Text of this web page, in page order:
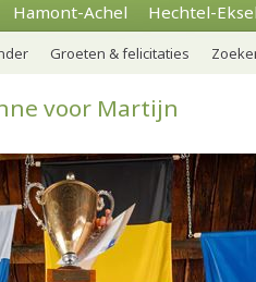
Hamont-Achel Hechtel-
Groeten & felicitaties
voor Martijn